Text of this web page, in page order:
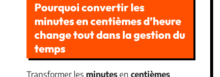
Pourquoi convertir les
minutes en centièmes d’heure
change tout dans la gestion du
temps
Transformer les minutesen centièmes